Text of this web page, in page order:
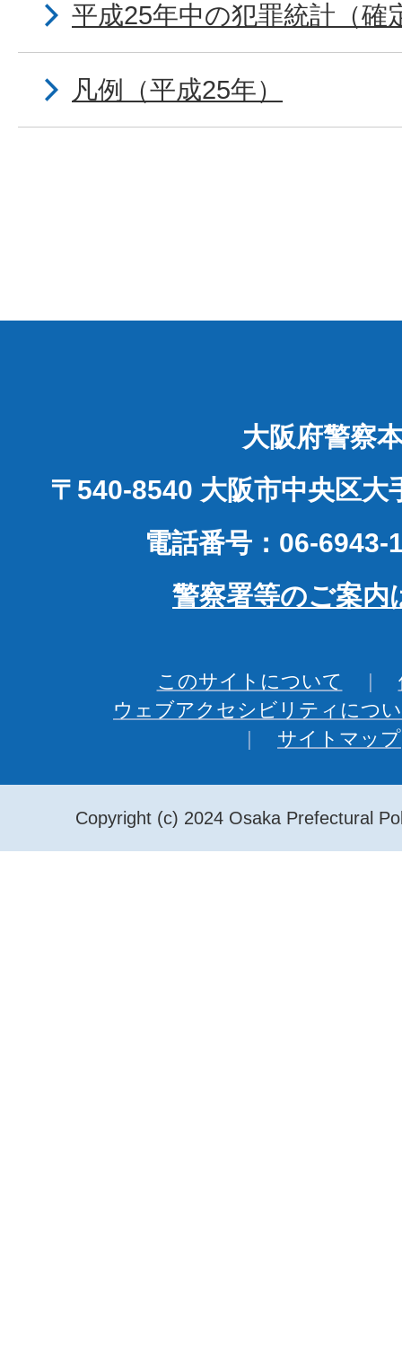
平成25年中の犯罪統計（確
凡例（平成25年）
大阪府警察
〒540-8540 大阪市中央区大
電話番号：06-6943-
警察署等のご案内
このサイトについて
ウェブアクセシビリティにつ
サイトマップ
Copyright (c) 2024 Osaka Prefectural